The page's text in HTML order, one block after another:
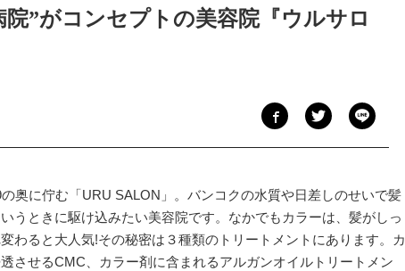
院”がコンセプトの美容院『ウルサロ
奥に佇む「URU SALON」。バンコクの水質や日差しのせいで髪
うときに駆け込みたい美容院です。なかでもカラーは、髪がしっ
わると大人気!その秘密は３種類のトリートメントにあります。カ
させるCMC、カラー剤に含まれるアルガンオイルトリートメン